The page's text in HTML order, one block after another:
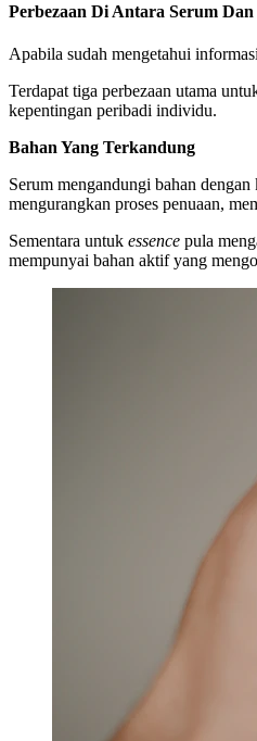
Perbezaan Di Antara Serum Dan
Apabila sudah mengetahui
Terdapat tiga perbezaan utama
kepentingan peribadi individu.
Bahan Yang Terkandung
Serum mengandungi bahan
mengurangkan proses penuaan,
Sementara untuk essence pula
mempunyai bahan aktif yang